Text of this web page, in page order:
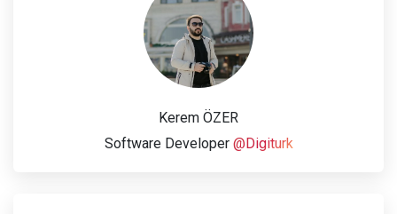
Kerem ÖZER
Software Developer @Digiturk